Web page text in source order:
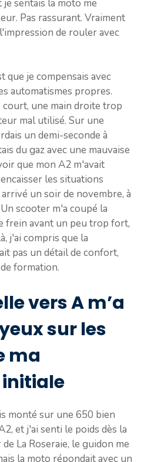
sentais la moto me
Pas rassurant. Vraiment
de rouler avec
que je compensais avec
automatismes propres.
une main droite trop
mal utilisé. Sur une
un demi-seconde à
du gaz avec une mauvaise
que mon A2 m'avait
les situations
un soir de novembre, à
scooter m'a coupé la
frein avant un peu trop fort,
j'ai compris que la
pas un détail de confort,
formation.
vers A m’a
sur les
ma
monté sur une 650 bien
et j'ai senti le poids dès la
La Roseraie, le guidon me
la moto répondait avec un